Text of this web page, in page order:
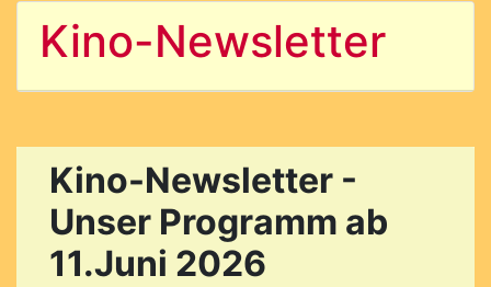
Kino-Newsletter
Kino-Newsletter -
Unser Programm ab
11.Juni 2026